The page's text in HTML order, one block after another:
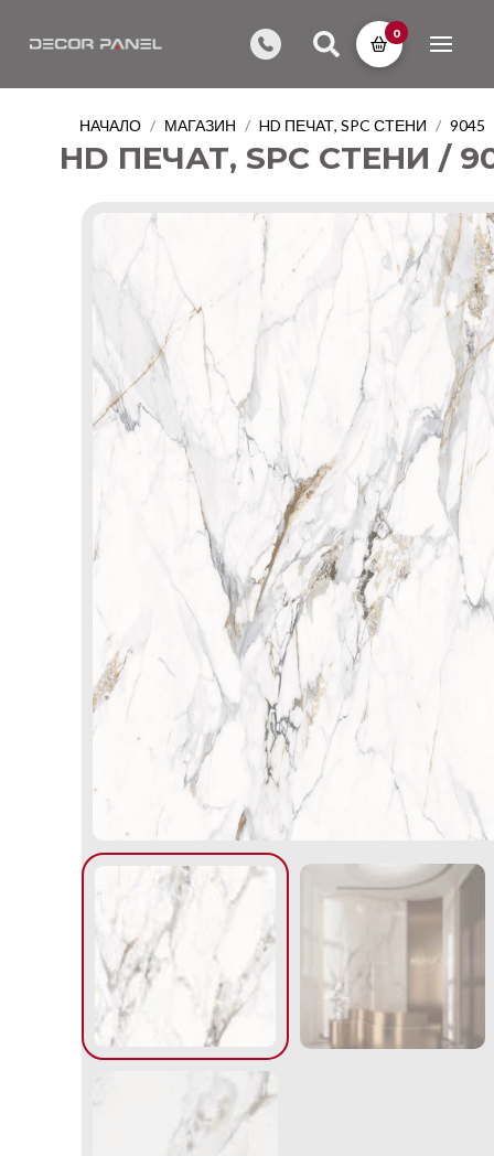
0
НАЧАЛО / МАГАЗИН / HD ПЕЧАТ, SPC СТЕНИ / 9045
HD ПЕЧАТ, SPC СТЕНИ /